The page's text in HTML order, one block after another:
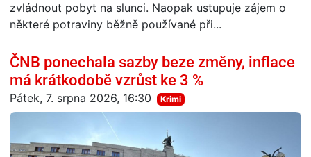
zvládnout pobyt na slunci. Naopak ustupuje zájem o
některé potraviny běžně používané při...
ČNB ponechala sazby beze změny, inflace
má krátkodobě vzrůst ke 3 %
Pátek, 7. srpna 2026, 16:30 Krimi